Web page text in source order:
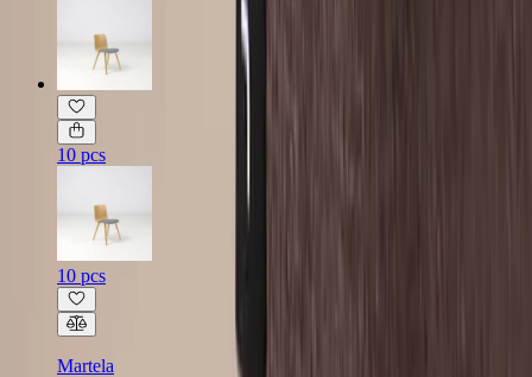
10 pcs
10 pcs
Martela